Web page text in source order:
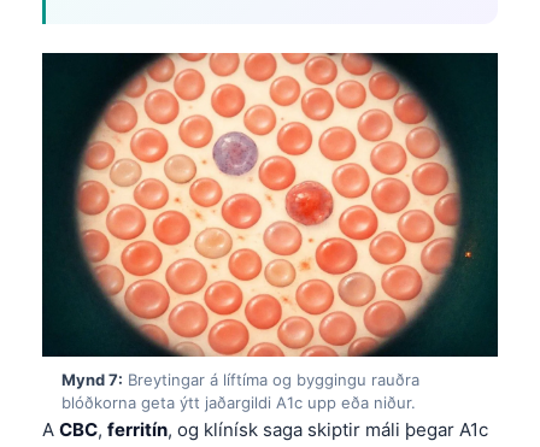
Mynd 7: Breytingar á líftíma og byggingu rauðra
blóðkorna geta ýtt jaðargildi A1c upp eða niður.
A CBC, ferritín, og klínísk saga skiptir máli þegar A1c
Lietuvių kalba
Polski
한국어
Slovenščina
Magyar
Shqip
বাংলা
اردو
मराठी
తెలుగు